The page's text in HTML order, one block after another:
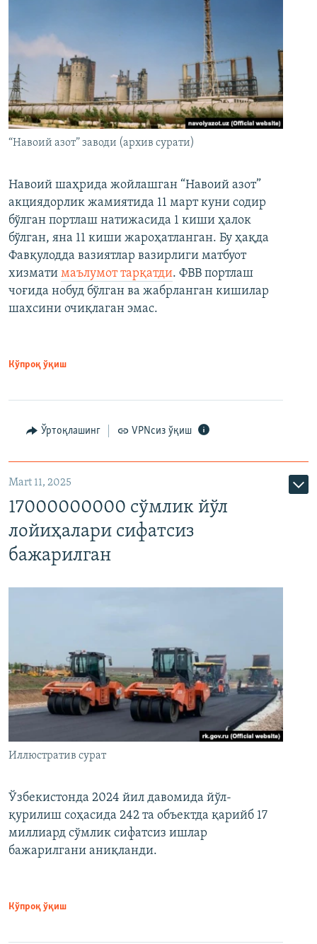
“Навоий азот” заводи (архив сурати)
Навоий шаҳрида жойлашган “Навоий азот”
акциядорлик жамиятида 11 март куни содир
бўлган портлаш натижасида 1 киши ҳалок
бўлган, яна 11 киши жароҳатланган. Бу ҳақда
Фавқулодда вазиятлар вазирлиги матбуот
хизмати маълумот тарқатди. ФВВ портлаш
чоғида нобуд бўлган ва жабрланган кишилар
шахсини очиқлаган эмас.
Кўпроқ ўқиш
Ўртоқлашинг VPNсиз ўқиш
Mart 11, 2025
17000000000 сўмлик йўл
лойиҳалари сифатсиз
бажарилган
Иллюстратив сурат
Ўзбекистонда 2024 йил давомида йўл-
қурилиш соҳасида 242 та объектда қарийб 17
миллиард сўмлик сифатсиз ишлар
бажарилгани аниқланди.
Кўпроқ ўқиш